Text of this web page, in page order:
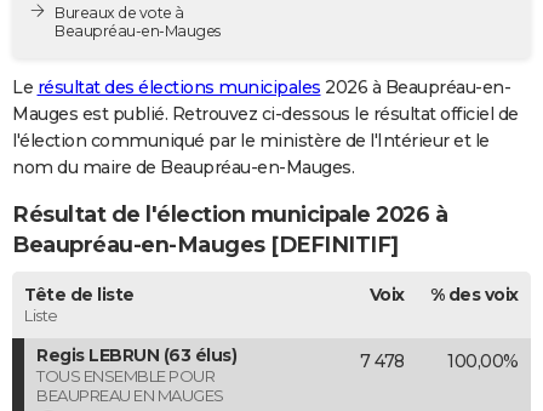
Destinations
City break
Voyage nature
Voyage de noces
Forum
PHOTO
GUIDES D'ACHAT
BONS PLANS
CARTE DE VOEUX
Carte de Noël
Carte Bonne année
Carte Saint-Valentin
Carte Pâques
Carte d'anniversaire
DICTIONNAIRE
COPAINS D'AVANT
S'inscrire
Se connecter
Lycées
Collèges
Primaires
Universités
Entreprises
Service militaire
Avis de recherche
AVIS DE DÉCÈS
Bureaux de vote à
Beaupréau-en-Mauges
Le résultat des élections municipales 2026 à Beaupréau-en-
Mauges est publié. Retrouvez ci-dessous le résultat officiel de
l'élection communiqué par le ministère de l'Intérieur et le
nom du maire de Beaupréau-en-Mauges.
Résultat de l'élection municipale 2026 à
Beaupréau-en-Mauges [DEFINITIF]
Tête de liste
Liste
Voix % des voix
Regis LEBRUN (63 élus)
TOUS ENSEMBLE POUR
BEAUPREAU EN MAUGES
7 478 100,00%